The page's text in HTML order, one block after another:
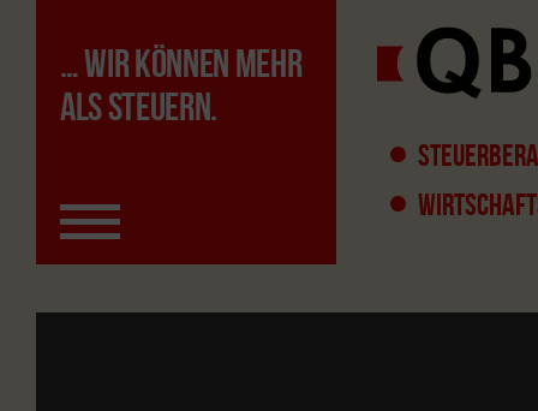
… WIR KÖNNEN MEHR
ALS STEUERN.